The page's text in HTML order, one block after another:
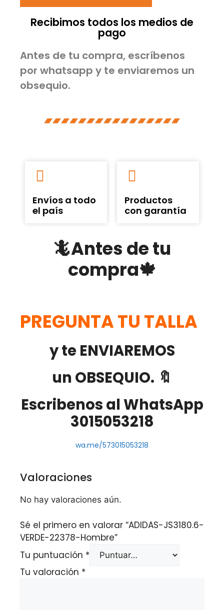
Recibimos todos los medios de
pago
Antes de tu compra, escríbenos
por whatsapp y te enviaremos un
obsequio.
Envíos a todo
el país
Productos
con garantía
🦎Antes de tu
compra🍁
PREGUNTA TU TALLA
y te ENVIAREMOS
un OBSEQUIO. 🔖
Escribenos al WhatsApp
3015053218
wa.me/573015053218
Valoraciones
No hay valoraciones aún.
Sé el primero en valorar “ADIDAS-JS3180.6-
VERDE-22378-Hombre”
Tu puntuación *
Tu valoración *